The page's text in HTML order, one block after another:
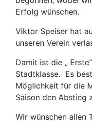
Erfolg wünschen.
Viktor Speiser hat
unseren Verein
Damit ist die „
Stadtklasse. Es
Möglichkeit für die
Saison den Abstieg
Wir wünschen allen